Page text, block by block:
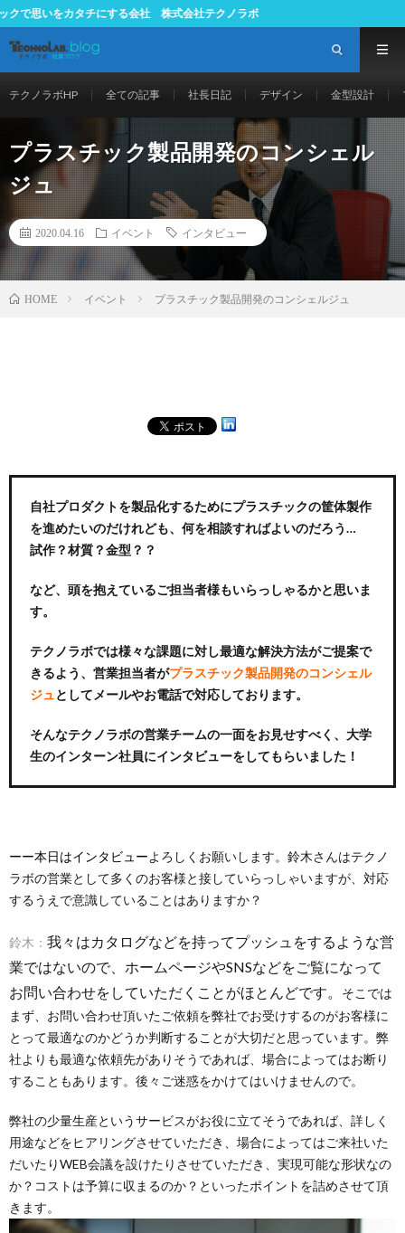
カタチにする会社 株式会社テクノラボ
テクノラボHP 全ての記事 社長日記 デザイン 金型設計
プラスチック製品開発のコンシェル
ジュ
2020.04.16 イベント インタビュー
HOME イベント プラスチック製品開発のコンシェルジュ
自社プロダクトを製品化するためにプラスチックの筐体製作
を進めたいのだけれども、何を相談すればよいのだろう…
試作？材質？金型？？
など、頭を抱えているご担当者様もいらっしゃるかと思いま
す。
テクノラボでは様々な課題に対し最適な解決方法がご提案で
きるよう、営業担当者がプラスチック製品開発のコンシェル
ジュとしてメールやお電話で対応しております。
そんなテクノラボの営業チームの一面をお見せすべく、大学
生のインターン社員にインタビューをしてもらいました！
ーー本日はインタビューよろしくお願いします。鈴木さんはテクノ
ラボの営業として多くのお客様と接していらっしゃいますが、対応
するうえで意識していることはありますか？
鈴木： 我々はカタログなどを持ってプッシュをするような営
業ではないので、ホームページやSNSなどをご覧になって
お問い合わせをしていただくことがほとんどです。
そこでは
まず、お問い合わせ頂いたご依頼を弊社でお受けするのがお客様に
とって最適なのかどうか判断することが大切だと思っています。弊
社よりも最適な依頼先がありそうであれば、場合によってはお断り
することもあります。後々ご迷惑をかけてはいけませんので。
弊社の少量生産というサービスがお役に立てそうであれば、詳しく
用途などをヒアリングさせていただき、場合によってはご来社いた
だいたりWEB会議を設けたりさせていただき、実現可能な形状なの
か？コストは予算に収まるのか？といったポイントを詰めさせて頂
きます。